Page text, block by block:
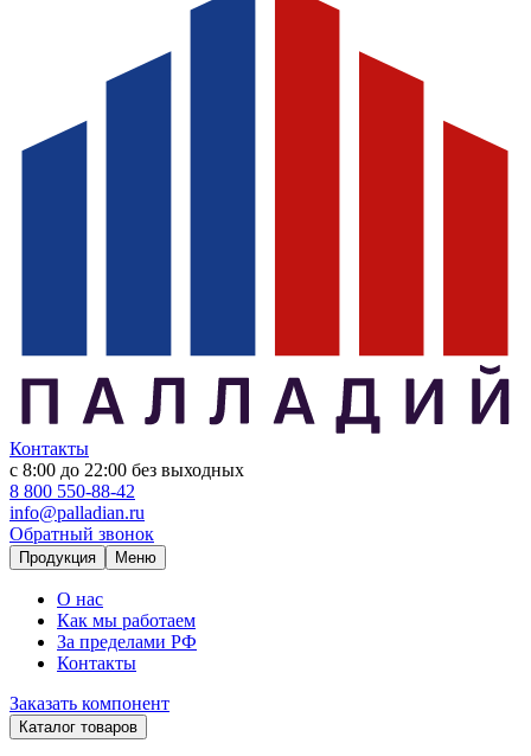
Контакты
с 8:00 до 22:00 без выходных
8 800 550-88-42
info@palladian.ru
Обратный звонок
Продукция Меню
О нас
Как мы работаем
За пределами РФ
Контакты
Заказать компонент
Каталог товаров